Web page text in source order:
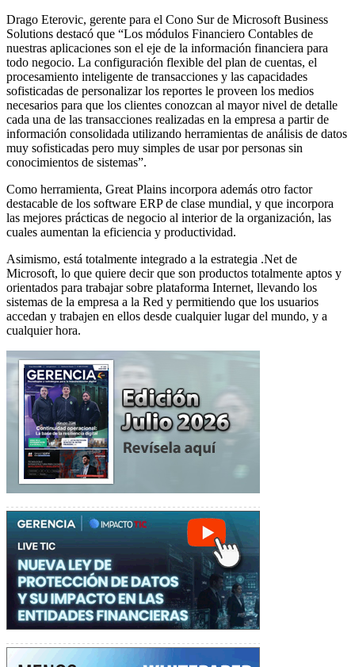
Drago Eterovic, gerente para el Cono Sur de Microsoft Business
Solutions destacó que “Los módulos Financiero Contables de
nuestras aplicaciones son el eje de la información financiera para
todo negocio. La configuración flexible del plan de cuentas, el
procesamiento inteligente de transacciones y las capacidades
sofisticadas de personalizar los reportes le proveen los medios
necesarios para que los clientes conozcan al mayor nivel de detalle
cada una de las transacciones realizadas en la empresa a partir de
información consolidada utilizando herramientas de análisis de datos
muy sofisticadas pero muy simples de usar por personas sin
conocimientos de sistemas”.
Como herramienta, Great Plains incorpora además otro factor
destacable de los software ERP de clase mundial, y que incorpora
las mejores prácticas de negocio al interior de la organización, las
cuales aumentan la eficiencia y productividad.
Asimismo, está totalmente integrado a la estrategia .Net de
Microsoft, lo que quiere decir que son productos totalmente aptos y
orientados para trabajar sobre plataforma Internet, llevando los
sistemas de la empresa a la Red y permitiendo que los usuarios
accedan y trabajen en ellos desde cualquier lugar del mundo, y a
cualquier hora.